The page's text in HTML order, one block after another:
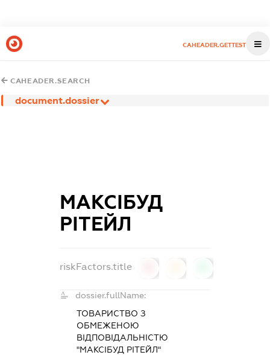
CAHEADER.GETTEST
CAHEADER.SEARCH
document.dossier
МАКСІБУД
РІТЕЙЛ
riskFactors.title
dossier.fullName:
ТОВАРИСТВО З
ОБМЕЖЕНОЮ
ВІДПОВІДАЛЬНІСТЮ
"МАКСІБУД РІТЕЙЛ"